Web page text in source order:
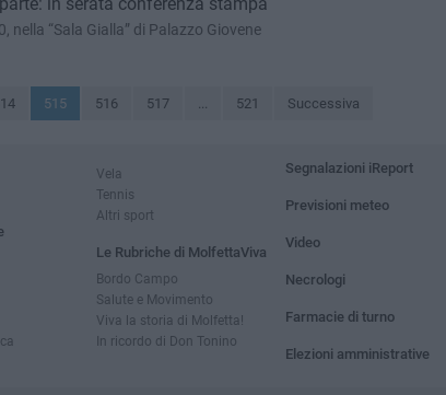
nella “Sala Gialla” di Palazzo Giovene
515 516 517 ... 521 Successiva
Vela
Tennis
Altri sport
Le Rubriche di MolfettaViva
Bordo Campo
Salute e Movimento
Viva la storia di Molfetta!
In ricordo di Don Tonino
Segnalazioni iReport
Previsioni meteo
Video
Necrologi
Farmacie di turno
Elezioni amministrative